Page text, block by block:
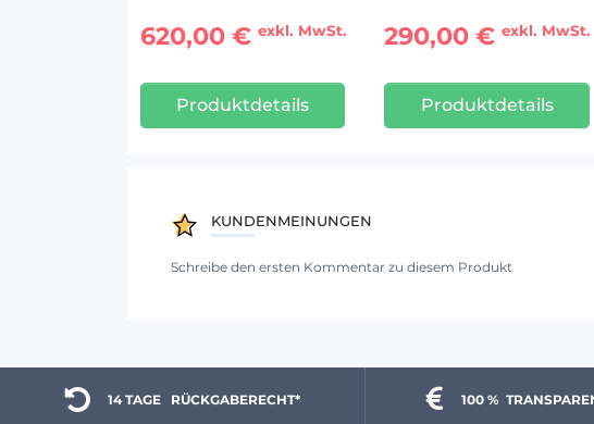
620,00 € exkl. MwSt.
Produktdetails
290,00 €exkl. MwSt.
Produktdetails
KUNDENMEINUNGEN
Schreibe den ersten Kommentar zu diesem Produkt
14 TAGE
  RÜCKGABERECHT*
100 %